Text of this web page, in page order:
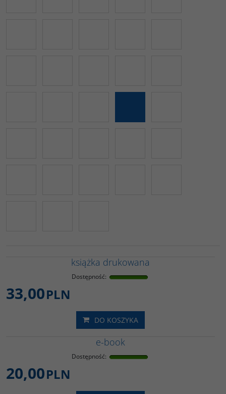
książka drukowana
Dostępność:
33,00PLN
DO KOSZYKA
e-book
Dostępność:
20,00PLN